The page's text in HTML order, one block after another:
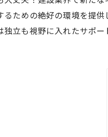
るための絶好の環境を提
独立も視野に入れたサポー